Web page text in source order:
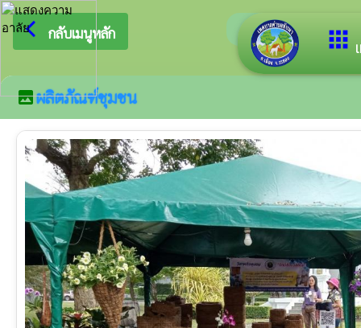
apps
arrow_back_ios กลับเมนูหลัก ยินดีต้อนรับสู่
imageผลิตภัณฑ์ชุมชน